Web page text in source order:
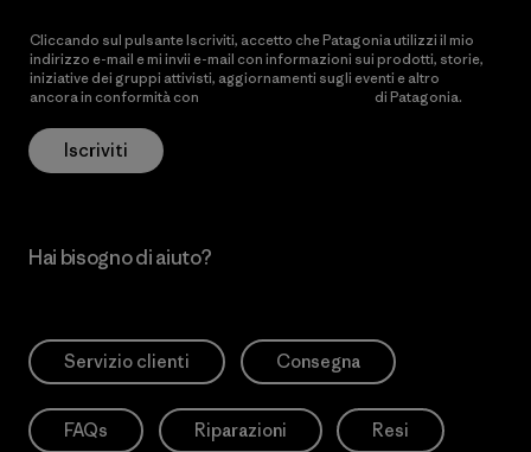
Cliccando sul pulsante Iscriviti, accetto che Patagonia utilizzi il mio
indirizzo e-mail e mi invii e-mail con informazioni sui prodotti, storie,
iniziative dei gruppi attivisti, aggiornamenti sugli eventi e altro
ancora in conformità con
di Patagonia.
Iscriviti
Hai bisogno di aiuto?
Servizio clienti Consegna
FAQs Riparazioni Resi